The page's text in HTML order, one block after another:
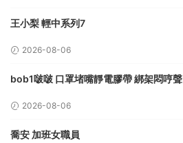
王小梨 輕中系列7
2026-08-06
bob1啵啵 口罩堵嘴靜電膠帶 綁架悶哼聲
2026-08-06
喬安 加班女職員